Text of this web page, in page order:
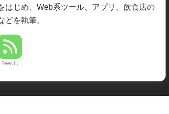
はじめ、Web系ツール、アプリ、飲食店の
どを執筆。
Feedly